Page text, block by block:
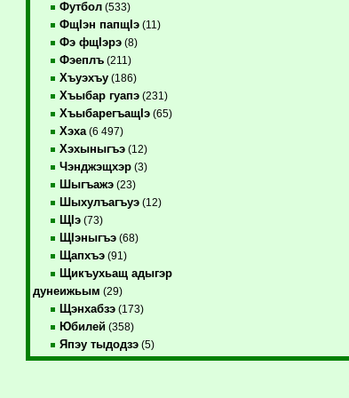
Футбол(533)
ФщIэн папщIэ(11)
Фэ фщIэрэ(8)
Фэеплъ(211)
Хъуэхъу(186)
Хъыбар гуапэ(231)
ХъыбарегъащIэ(65)
Хэха(6 497)
Хэхыныгъэ(12)
Чэнджэщхэр(3)
Шыгъажэ(23)
Шыхулъагъуэ(12)
ЩIэ(73)
ЩIэныгъэ(68)
Щапхъэ(91)
Щикъухьащ адыгэр
дунеижьым (29)
Щэнхабзэ(173)
Юбилей(358)
Япэу тыдодзэ(5)